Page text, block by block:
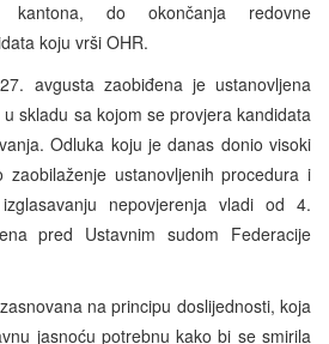
kantona, do okončanja redovne
koju vrši OHR.
avgusta zaobiđena je ustanovljena
skladu sa kojom se provjera kandidata
Odluka koju je danas donio visoki
zaobilaženje ustanovljenih procedura i
nepovjerenja vladi od 4.
pred Ustavnim sudom Federacije
na principu doslijednosti, koja
jasnoću potrebnu kako bi se smirila